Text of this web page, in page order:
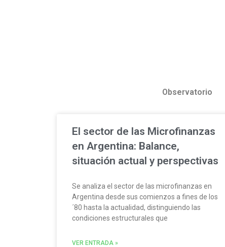
Observatorio
El sector de las Microfinanzas
en Argentina: Balance,
situación actual y perspectivas
Se analiza el sector de las microfinanzas en
Argentina desde sus comienzos a fines de los
´80 hasta la actualidad, distinguiendo las
condiciones estructurales que
VER ENTRADA »